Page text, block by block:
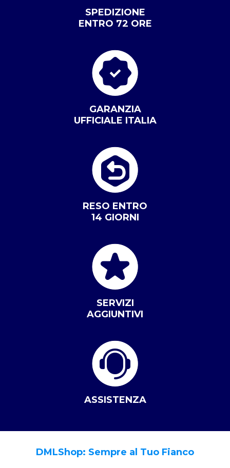
SPEDIZIONE
ENTRO 72 ORE
GARANZIA
UFFICIALE ITALIA
RESO ENTRO
14 GIORNI
SERVIZI
AGGIUNTIVI
ASSISTENZA
DMLShop: Sempre al Tuo Fianco